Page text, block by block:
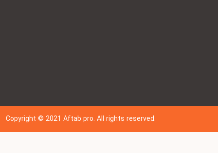
Copyright © 202 1Aftab pro. All rights reserved.